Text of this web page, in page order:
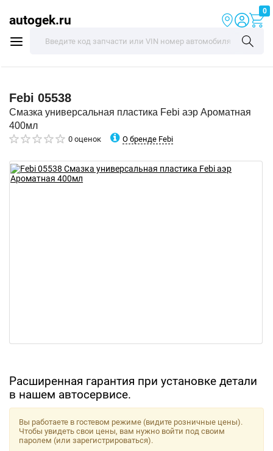
autogek.ru
0
Febi 05538
Смазка универсальная пластика Febi аэр Ароматная
400мл
0 оценок О бренде Febi
Расширенная гарантия при установке детали
в нашем автосервисе.
Вы работаете в гостевом режиме (видите розничные цены).
Чтобы увидеть свои цены, вам нужно войти под своим
паролем (или зарегистрироваться).